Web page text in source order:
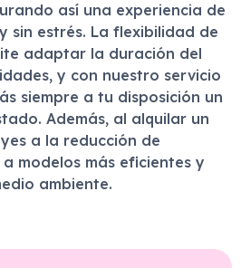
así una experiencia de
sin estrés. La flexibilidad de
adaptar la duración del
y con nuestro servicio
siempre a tu disposición un
Además, al alquilar un
a la reducción de
modelos más eficientes y
ambiente.